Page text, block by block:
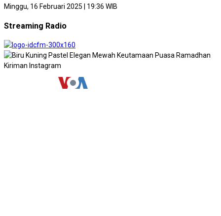
Minggu, 16 Februari 2025 | 19:36 WIB
Streaming Radio